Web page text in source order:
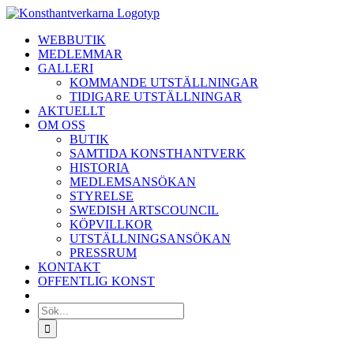
Fortsätt
innehålletWEBBUTIK
MEDLEMMAR
GALLERI
KOMMANDE UTSTÄLLNINGAR
TIDIGARE UTSTÄLLNINGAR
AKTUELLT
OM OSS
BUTIK
SAMTIDA KONSTHANTVERK
HISTORIA
MEDLEMSANSÖKAN
STYRELSE
SWEDISH ARTSCOUNCIL
KÖPVILLKOR
UTSTÄLLNINGSANSÖKAN
PRESSRUM
KONTAKT
OFFENTLIG KONST
Sök
efter: